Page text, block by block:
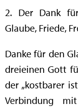
2. Der Dank
Glaube, Friede,
Danke für den
dreieinen Gott
der „kostbarer
Verbindung